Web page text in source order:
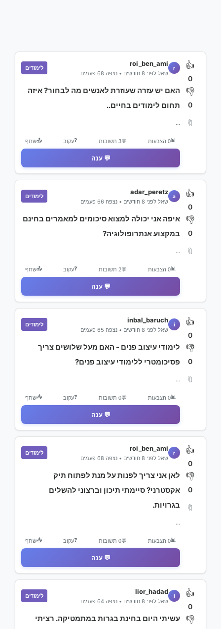
👍
0
👎
0
🔖
r
roi_ben_ami
שאל לפני 8 חודשים • נצפה 68 פעמים
לימודים
האם יש עזרה שעוזרת לאנשים מה לבחור? איזה
תחום לימודים בחיים..
...
📊0 הצבעות 💬3 תשובות ❓עקוב 📤שתף
💬 ענה
👍
0
👎
0
🔖
a
adar_peretz
שאל לפני 8 חודשים • נצפה 66 פעמים
לימודים
איפה אני יכולה למצוא סיכומים למאמרים בחינם
במקצוע אנתרופולוגיה?
...
📊0 הצבעות 💬2 תשובות ❓עקוב 📤שתף
💬 ענה
👍
0
👎
0
🔖
i
inbal_baruch
שאל לפני 8 חודשים • נצפה 65 פעמים
לימודים
לימודי עיצוב פנים - האם מעל שלושים צריך
פסיכומטרי ללימודי עיצוב פנים?
...
📊0 הצבעות 💬0 תשובות ❓עקוב 📤שתף
💬 ענה
👍
0
👎
0
🔖
r
roi_ben_ami
שאל לפני 8 חודשים • נצפה 68 פעמים
לימודים
לאן אני צריך לפנות על מנת לפתוח תיק
אקסטרני? סיימתי תיכון וברצוני להשלים
בגרויות.
...
📊0 הצבעות 💬0 תשובות ❓עקוב 📤שתף
💬 ענה
👍
0
👎
l
lior_hadad
שאל לפני 8 חודשים • נצפה 64 פעמים
לימודים
עשיתי היום בחינת בגרות במתמטיקה. רציתי